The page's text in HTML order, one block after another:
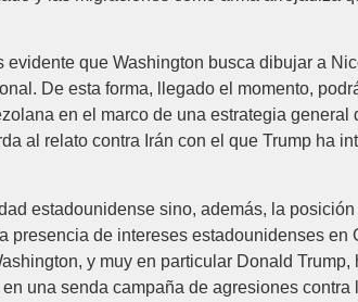
que Washington busca dibujar a
De esta forma, llegado el momento,
en el marco de una estrategia general
al relato contra Irán con el que Trump ha
estadounidense sino, además, la
presencia de intereses estadounidenses en
y muy en particular Donald
una senda campaña de agresiones